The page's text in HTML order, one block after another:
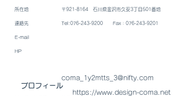
所在地 〒921-8164 石川県金沢市久安3丁目501番地
連絡先 Tel:076-243-9200 Fax：076-243-9201
E-mail
HP
プロフィール
https://www.design-coma.net
coma_1y2mtts_3@nifty.com